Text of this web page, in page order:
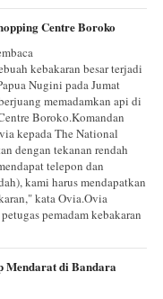
Centre Boroko
kebakaran besar terjadi
Nugini pada Jumat
memadamkan api di
Boroko.Komandan
kepada The National
dengan tekanan rendah
telepon dan
kami harus mendapatkan
kata Ovia.Ovia
pemadam kebakaran
Mendarat di Bandara